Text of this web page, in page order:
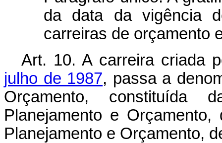
da data da vigência
carreiras de orçamento
Art. 10. A carreira criada
julho de 1987, passa a
Orçamento, constituída
Planejamento e
Planejamento e